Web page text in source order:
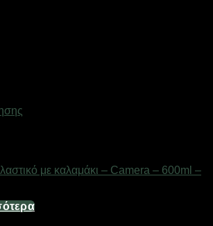
με καλαμάκι – Camera – 600ml –